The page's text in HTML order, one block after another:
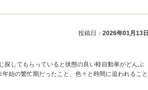
投稿日： 2026年01月13日
探してもらっていると状態の良い軽自動車がどんぶ
始の繁忙期だったこと、色々と時間に追われること